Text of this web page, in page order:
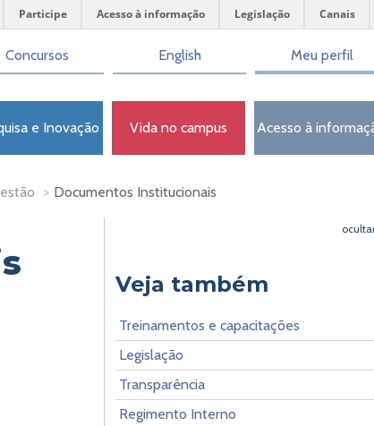
Participe Acesso à informação Legislação Canais
Concursos English Meu perfil
e Inovação Vida no campus Acesso à
> Documentos Institucionais
Veja também
Treinamentos e capacitações
Legislação
Transparência
Regimento Interno